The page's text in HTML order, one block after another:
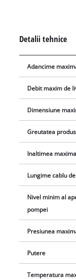
și calitatea ridicată
etanșare și de
Detalii tehnice
Adancime
Debit maxim de
Dimensiune
Greutatea
Inaltimea
Lungime cablu
Nivel minim al
pompei
Presiunea
Putere
Temperatura